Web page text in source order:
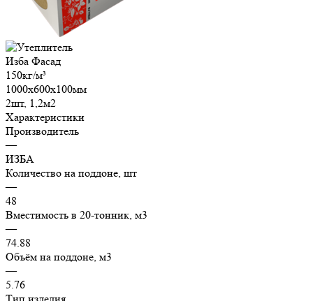
Характеристики
Производитель
—
ИЗБА
Количество на поддоне, шт
—
48
Вместимость в 20-тонник, м3
—
74.88
Объём на поддоне, м3
—
5.76